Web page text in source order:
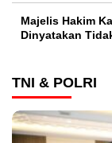
Majelis Hakim
Dinyatakan
TNI & POLRI